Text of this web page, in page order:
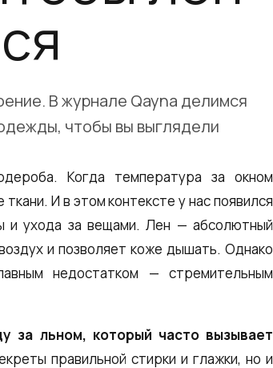
В журнале Qayna делимся
чтобы вы выглядели
Когда температура за окном
И в этом контексте у нас появился
и ухода за вещами. Лен — абсолютный
и позволяет коже дышать. Однако
недостатком — стремительным
за льном, который часто вызывает
правильной стирки и глажки, но и